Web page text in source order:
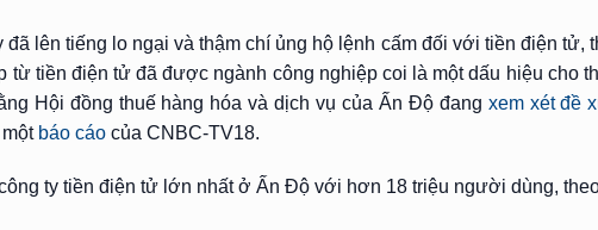
lên tiếng lo ngại và thậm chí ủng hộ lệnh cấm đối với tiền điện tử,
từ tiền điện tử đã được ngành công nghiệp coi là một dấu hiệu cho
Hội đồng thuế hàng hóa và dịch vụ của Ấn Độ đang xem xét đề
báo cáocủa CNBC-TV18.
ty tiền điện tử lớn nhất ở Ấn Độ với hơn 18 triệu người dùng,